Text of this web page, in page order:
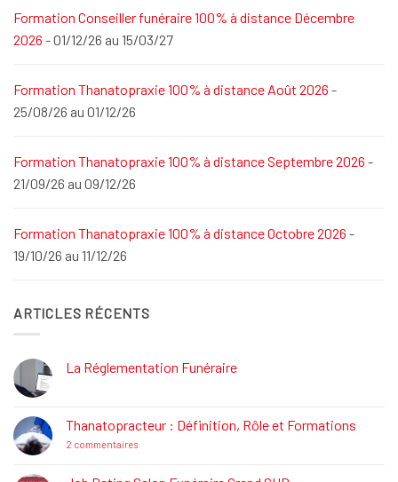
Formation Conseiller funéraire 100% à distance Décembre
2026 - 01/12/26 au 15/03/27
Formation Thanatopraxie 100% à distance Août 2026 -
25/08/26 au 01/12/26
Formation Thanatopraxie 100% à distance Septembre 2026 -
21/09/26 au 09/12/26
Formation Thanatopraxie 100% à distance Octobre 2026 -
19/10/26 au 11/12/26
ARTICLES RÉCENTS
La Réglementation Funéraire
La
Réglementation
Funéraire
Thanatopracteur : Définition, Rôle et Formations
2 commentairessur
Définition,